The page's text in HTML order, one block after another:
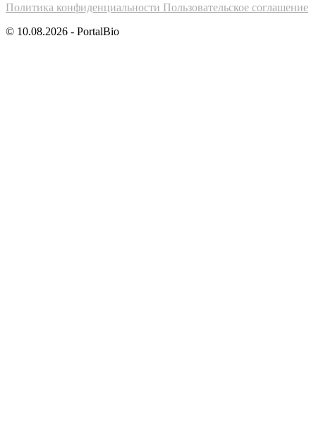
Политика конфиденциальности Пользовательское соглашение
© 10.08.2026 - PortalBio